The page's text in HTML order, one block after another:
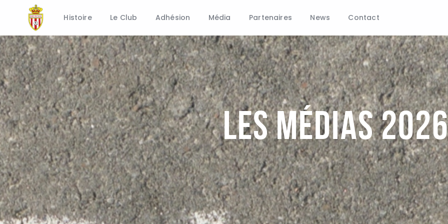
Histoire Le Club Adhésion Média Partenaires News Contact
Adhésion
Média
Partenaires
News
Contact
Les médias